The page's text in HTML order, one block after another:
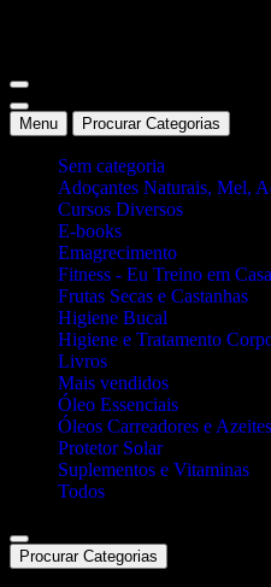
Menu Procurar Categorias
Sem categoria
Adoçantes Naturais, Mel,
Cursos Diversos
E-books
Emagrecimento
Fitness - Eu Treino em Casa
Frutas Secas e Castanhas
Higiene Bucal
Higiene e Tratamento
Livros
Mais vendidos
Óleo Essenciais
Óleos Carreadores e
Protetor Solar
Suplementos e Vitaminas
Todos
Procurar Categorias